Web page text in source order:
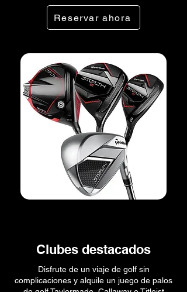
Reservar ahora
Clubes destacados
Disfrute de un viaje de golf sin
complicaciones y alquile un juego de palos